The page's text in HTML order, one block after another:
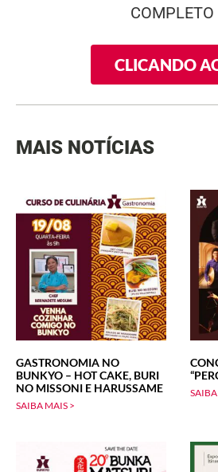
COMPLETO
CLICANDO
MAIS NOTÍCIAS
GASTRONOMIA NO
BUNKYO – HOT CAKE, BURI
NO MISSONI E HARUSSAME
SAIBA MAIS >